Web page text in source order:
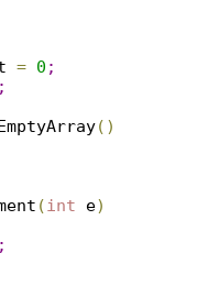
= 0 ;
;
( )
(int e)
;